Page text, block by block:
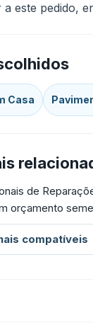
a este pedido,
Casa
de
orçamento
compatíveis